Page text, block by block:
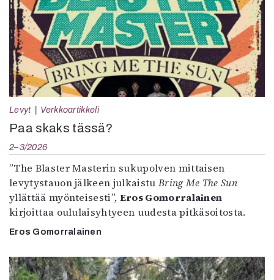
Levyt Verkkoartikkeli
Paa skaks tässä?
2–3/2026
”The Blaster Masterin sukupolven mittaisen
levytystauon jälkeen julkaistu Bring Me The Sun
yllättää myönteisesti”, Eros Gomorralainen
kirjoittaa oululaisyhtyeen uudesta pitkäsoitosta.
Eros Gomorralainen